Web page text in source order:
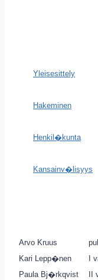
Yleisesittely
Hakeminen
Henkil�kunta
Kansainv�lisyys
Arvo Kruus
Kari Lepp�nen
I
Paula Bj�rkqvist